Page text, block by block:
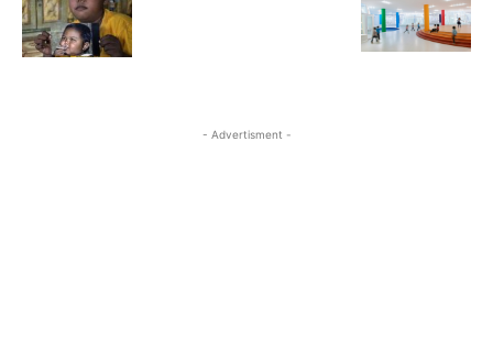
- Advertisment -